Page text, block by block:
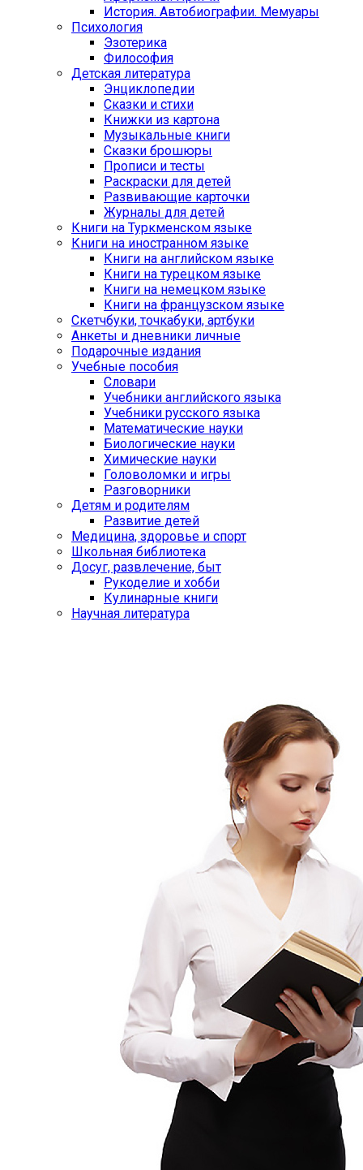
История. Автобиографии. Мемуары
Психология
Эзотерика
Философия
Детская литература
Энциклопедии
Сказки и стихи
Книжки из картона
Музыкальные книги
Сказки брошюры
Прописи и тесты
Раскраски для детей
Развивающие карточки
Журналы для детей
Книги на Туркменском языке
Книги на иностранном языке
Книги на английском языке
Книги на турецком языке
Книги на немецком языке
Книги на французском языке
Cкетчбуки, точкабуки, артбуки
Анкеты и дневники личные
Подарочные издания
Учебные пособия
Словари
Учебники английского языка
Учебники русского языка
Математические науки
Биологические науки
Химические науки
Головоломки и игры
Разговорники
Детям и родителям
Развитие детей
Медицина, здоровье и спорт
Школьная библиотека
Досуг, развлечение, быт
Рукоделие и хобби
Кулинарные книги
Научная литература